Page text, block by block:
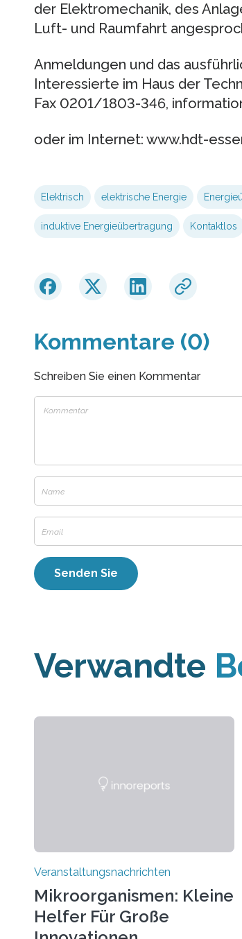
der Elektromechanik, des
Luft- und Raumfahrt
Anmeldungen und das
Interessierte im Haus der
Fax 0201/1803-346,
oder im Internet: www.hdt-
Elektrisch elektrische Energie
induktive Energieübertragung Kontaktlos
Kommentare (0)
Schreiben Sie einen Kommentar
Verwandte
Veranstaltungsnachrichten
Mikroorganismen: Kleine
Helfer Für Große